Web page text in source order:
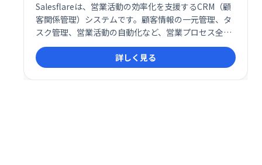
Salesflareは、営業活動の効率化を支援するCRM（顧
客関係管理）システムです。顧客情報の一元管理、タ
スク管理、営業活動の自動化など、営業プロセス全体
を効率化します。直感的な操作性で、営業担当者の負
担を軽減し、売上向上に貢献します。
詳しく見る